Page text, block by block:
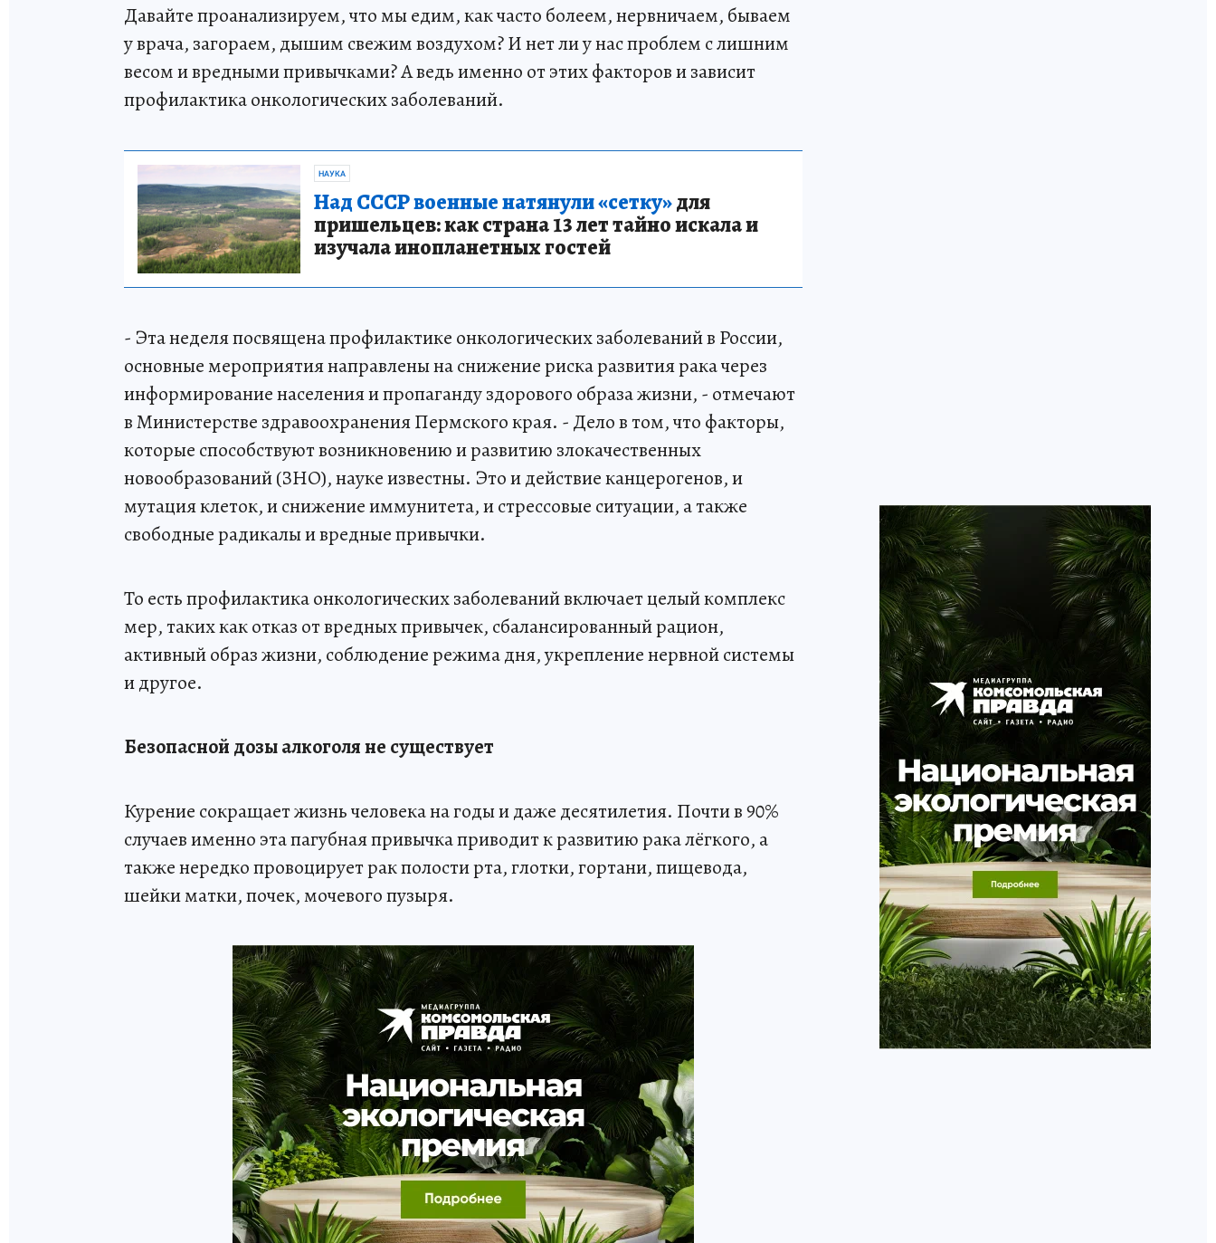
Давайте проанализируем, что мы едим, как часто болеем, нервничаем, бываем
у врача, загораем, дышим свежим воздухом? И нет ли у нас проблем с лишним
весом и вредными привычками? А ведь именно от этих факторов и зависит
профилактика онкологических заболеваний.
НАУКА
Над СССР военные натянули «сетку»для
пришельцев: как страна 13 лет тайно искала и
изучала инопланетных гостей
- Эта неделя посвящена профилактике онкологических заболеваний в России,
основные мероприятия направлены на снижение риска развития рака через
информирование населения и пропаганду здорового образа жизни, - отмечают
в Министерстве здравоохранения Пермского края. - Дело в том, что факторы,
которые способствуют возникновению и развитию злокачественных
новообразований (ЗНО), науке известны. Это и действие канцерогенов, и
мутация клеток, и снижение иммунитета, и стрессовые ситуации, а также
свободные радикалы и вредные привычки.
То есть профилактика онкологических заболеваний включает целый комплекс
мер, таких как отказ от вредных привычек, сбалансированный рацион,
активный образ жизни, соблюдение режима дня, укрепление нервной системы
и другое.
Безопасной дозы алкоголя не существует
Курение сокращает жизнь человека на годы и даже десятилетия. Почти в 90%
случаев именно эта пагубная привычка приводит к развитию рака лёгкого, а
также нередко провоцирует рак полости рта, глотки, гортани, пищевода,
шейки матки, почек, мочевого пузыря.